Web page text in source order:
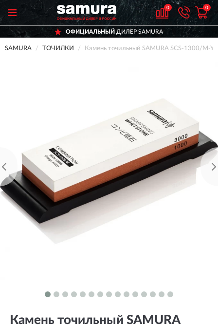
0 0
ОФИЦИАЛЬНЫЙДИЛЕР SAMURA
SAMURA ТОЧИЛКИ Камень точильный SAMURA SCS-1300/M-Y
Камень точильный SAMURA